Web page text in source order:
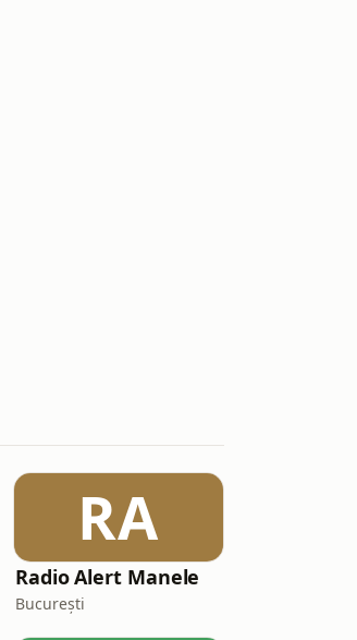
RA
Radio Alert Manele
București